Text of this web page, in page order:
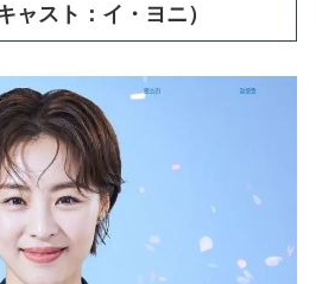
ャスト：イ・ヨニ）